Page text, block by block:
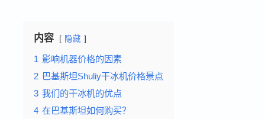
内容 隐藏
1 影响机器价格的因素
2 巴基斯坦Shuliy干冰机价格景点
3 我们的干冰机的优点
4 在巴基斯坦如何购买？